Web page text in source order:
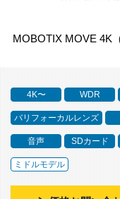
MOBOTIX MOVE 4K
4K〜 WDR
バリフォーカルレンズ
音声 SDカード
ミドルモデル